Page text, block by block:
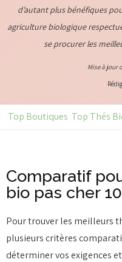
d’autant plus bénéfiques
agriculture biologique
se procurer les
Mise à jour
Top Boutiques Top Thés
Comparatif
bio pas cher
Pour trouver les meilleurs
plusieurs critères
déterminer vos exigences